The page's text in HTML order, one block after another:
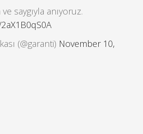
saygıyla anıyoruz.
(@garanti) November 10,